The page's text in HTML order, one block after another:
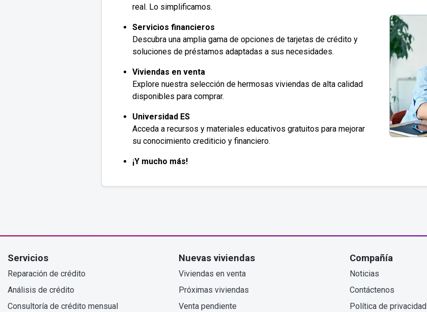
real. Lo simplificamos.
Servicios financieros
Descubra una amplia gama de opciones de tarjetas de crédito y
soluciones de préstamos adaptadas a sus necesidades.
Viviendas en venta
Explore nuestra selección de hermosas viviendas de alta calidad
disponibles para comprar.
Universidad ES
Acceda a recursos y materiales educativos gratuitos para mejorar
su conocimiento crediticio y financiero.
¡Y mucho más!
Servicios
Reparación de crédito
Análisis de crédito
Consultoría de crédito mensual
Nuevas viviendas
Viviendas en venta
Próximas viviendas
Venta pendiente
Compañía
Noticias
Contáctenos
Política de privacidad